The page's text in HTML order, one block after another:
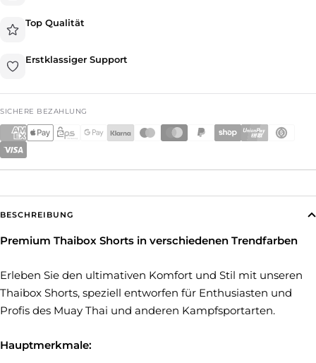
Top Qualität
Erstklassiger Support
SICHERE BEZAHLUNG
BESCHREIBUNG
Premium Thaibox Shorts in verschiedenen Trendfarben
Erleben Sie den ultimativen Komfort und Stil mit unseren
Thaibox Shorts, speziell entworfen für Enthusiasten und
Profis des Muay Thai und anderen Kampfsportarten.
Hauptmerkmale: